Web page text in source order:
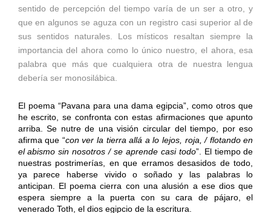
sentido de percepción del tiempo varía de un ser a otro, y
que en algunos se aguza con un registro casi superior al de
sus sentidos naturales. Los místicos resaltan siempre la
importancia del ahora como lo único nuestro, el ahora, esa
palabra que más que cualquiera otra de nuestra lengua
debería ser monosilábica.
El poema “Pavana para una dama egipcia”, como otros que
he escrito, se confronta con estas afirmaciones que apunto
arriba. Se nutre de una visión circular del tiempo, por eso
afirma que “con ver la tierra allá a lo lejos, roja, / flotando en
el abismo sin nosotros / se aprende casi todo”. El tiempo de
nuestras postrimerías, en que erramos desasidos de todo,
ya parece haberse vivido o soñado y las palabras lo
anticipan. El poema cierra con una alusión a ese dios que
espera siempre a la puerta con su cara de pájaro, el
venerado Toth, el dios egipcio de la escritura.